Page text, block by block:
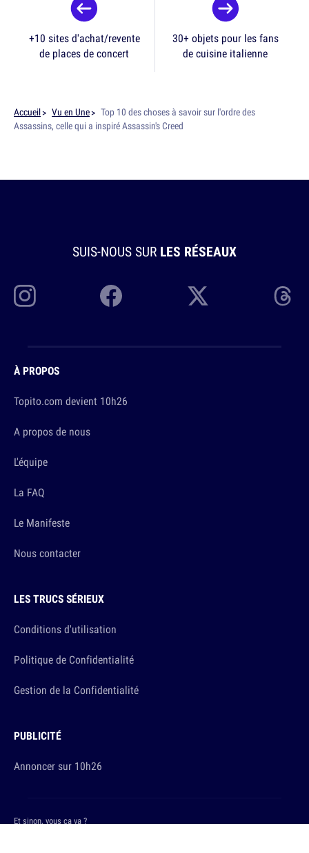
+10 sites d'achat/revente
de places de concert
30+ objets pour les fans
de cuisine italienne
Accueil Vu en Une
Top 10 des choses à savoir sur l'ordre des
Assassins, celle qui a inspiré Assassin's Creed
SUIS-NOUS SUR LES RÉSEAUX
À PROPOS
Topito.com devient 10h26
A propos de nous
L'équipe
La FAQ
Le Manifeste
Nous contacter
LES TRUCS SÉRIEUX
Conditions d'utilisation
Politique de Confidentialité
Gestion de la Confidentialité
PUBLICITÉ
Annoncer sur 10h26
Et sinon, vous ça va ?